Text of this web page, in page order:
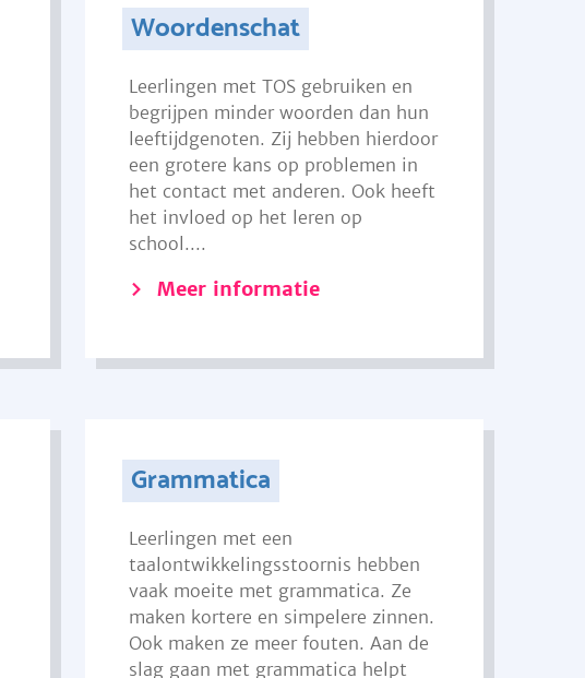
Woordenschat
Leerlingen met TOS gebruiken en
begrijpen minder woorden dan hun
leeftijdgenoten. Zij hebben hierdoor
een grotere kans op problemen in
het contact met anderen. Ook heeft
het invloed op het leren op
school....
Meer informatie
Grammatica
Leerlingen met een
taalontwikkelingsstoornis hebben
vaak moeite met grammatica. Ze
maken kortere en simpelere zinnen.
Ook maken ze meer fouten. Aan de
slag gaan met grammatica helpt